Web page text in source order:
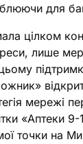
для
цілком
лише
мережі
«Аптеки
точки на